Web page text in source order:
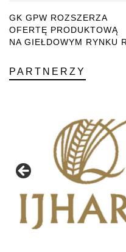
GK GPW ROZSZERZA
OFERTĘ PRODUKTOWĄ
NA GIEŁDOWYM RYNKU
PARTNERZY